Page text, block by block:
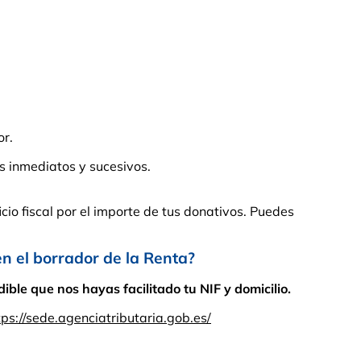
inmediatos y sucesivos.
fiscal por el importe de tus donativos. Puedes
el borrador de la Renta?
que nos hayas facilitado tu NIF y domicilio.
sede.agenciatributaria.gob.es/